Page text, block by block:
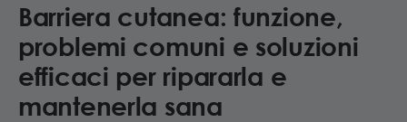
Soluzioni
per
Ripararla
Barriera cutanea: funzione,
problemi comuni e soluzioni
efficaci per ripararla e
mantenerla sana